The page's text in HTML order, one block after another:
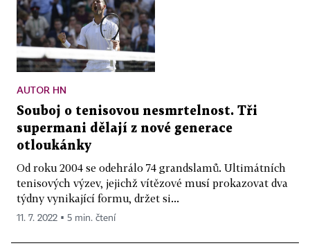
AUTOR HN
Souboj o tenisovou nesmrtelnost. Tři
supermani dělají z nové generace
otloukánky
Od roku 2004 se odehrálo 74 grandslamů. Ultimátních
tenisových výzev, jejichž vítězové musí prokazovat dva
týdny vynikající formu, držet si...
11. 7. 2022 ▪ 5 min. čtení